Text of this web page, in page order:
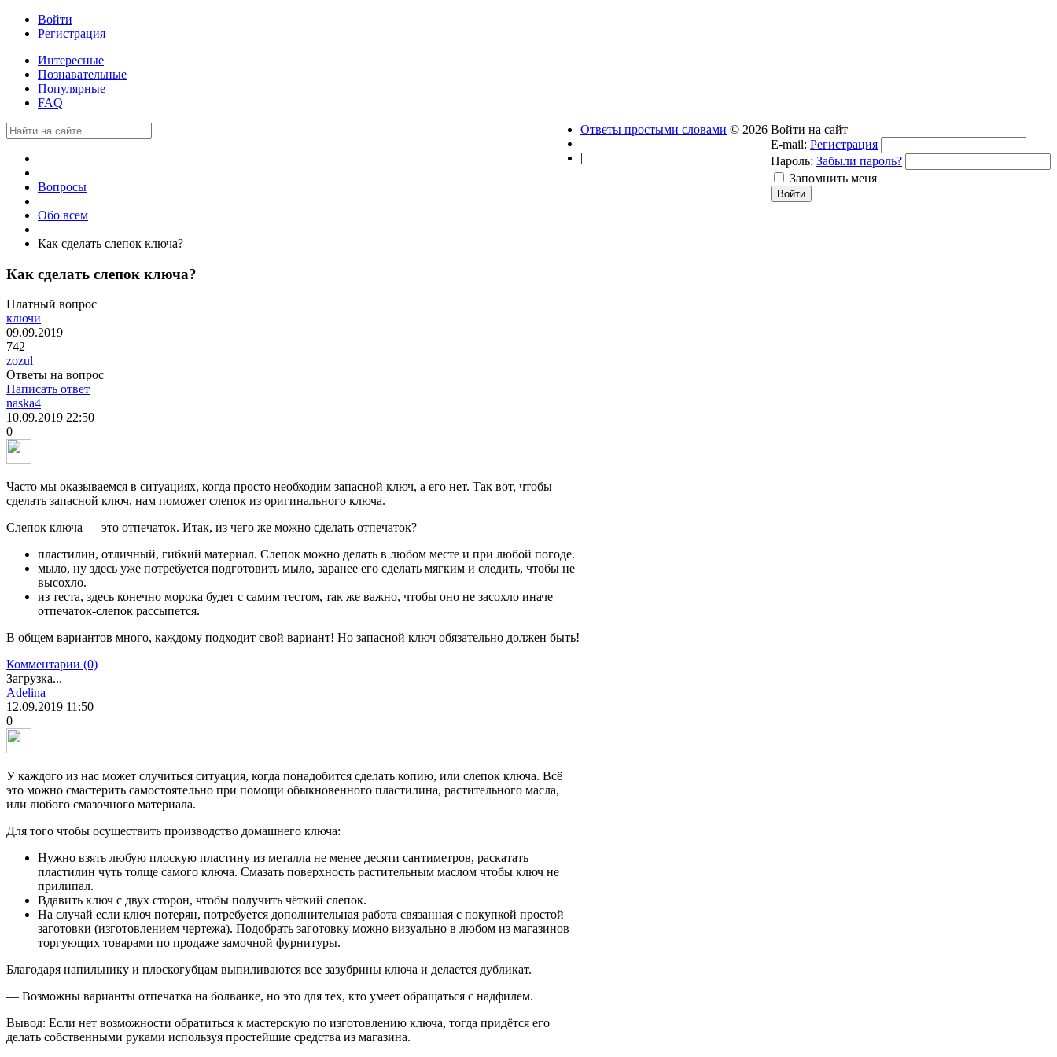
Войти
Регистрация
Интересные
Познавательные
Популярные
FAQ
Вопросы
Обо всем
Как сделать слепок ключа?
Как сделать слепок ключа?
Платный вопрос
ключи
09.09.2019
742
zozul
Ответы на вопрос
Написать ответ
naska4
10.09.2019 22:50
0
Часто мы оказываемся в ситуациях, когда просто необходим запасной ключ, а его нет. Так вот, чтобы
сделать запасной ключ, нам поможет слепок из оригинального ключа.
Слепок ключа — это отпечаток. Итак, из чего же можно сделать отпечаток?
пластилин, отличный, гибкий материал. Слепок можно делать в любом месте и при любой погоде.
мыло, ну здесь уже потребуется подготовить мыло, заранее его сделать мягким и следить, чтобы не
высохло.
из теста, здесь конечно морока будет с самим тестом, так же важно, чтобы оно не засохло иначе
отпечаток-слепок рассыпется.
В общем вариантов много, каждому подходит свой вариант! Но запасной ключ обязательно должен быть!
Комментарии (0)
Загрузка...
Adelina
12.09.2019 11:50
0
У каждого из нас может случиться ситуация, когда понадобится сделать копию, или слепок ключа. Всё
это можно смастерить самостоятельно при помощи обыкновенного пластилина, растительного масла,
или любого смазочного материала.
Для того чтобы осуществить производство домашнего ключа:
Нужно взять любую плоскую пластину из металла не менее десяти сантиметров, раскатать
пластилин чуть толще самого ключа. Смазать поверхность растительным маслом чтобы ключ не
прилипал.
Вдавить ключ с двух сторон, чтобы получить чёткий слепок.
На случай если ключ потерян, потребуется дополнительная работа связанная с покупкой простой
заготовки (изготовлением чертежа). Подобрать заготовку можно визуально в любом из магазинов
торгующих товарами по продаже замочной фурнитуры.
Благодаря напильнику и плоскогубцам выпиливаются все зазубрины ключа и делается дубликат.
— Возможны варианты отпечатка на болванке, но это для тех, кто умеет обращаться с надфилем.
Вывод: Если нет возможности обратиться к мастерскую по изготовлению ключа, тогда придётся его
делать собственными руками используя простейшие средства из магазина.
Войти на сайт
E-mail: Регистрация
Пароль: Забыли пароль?
Запомнить меня
Ответы простыми словами © 2026
|